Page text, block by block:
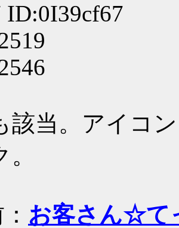
ID:0I39cf67
該当。アイコ
お客さん☆て